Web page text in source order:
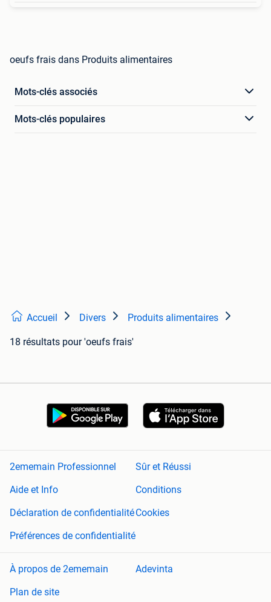
oeufs frais dans Produits alimentaires
Mots-clés associés
Mots-clés populaires
Accueil Divers Produits alimentaires
18 résultats pour 'oeufs frais'
2ememain Professionnel
Sûr et Réussi
Aide et Info
Conditions
Déclaration de confidentialitéCookies
Préférences de confidentialité
À propos de 2ememain
Adevinta
Plan de site